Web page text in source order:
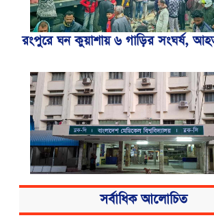
রংপুরে ঘন কুয়াশায় ৬ গাড়ির সংঘর্ষ,
বিএসএমএমইউয়ের নতুন নাম বাংলাদেশ
সর্বাধিক আলোচিত